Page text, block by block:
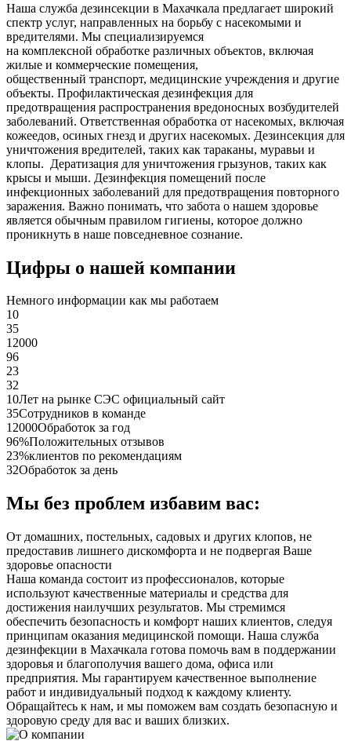
Наша служба дезинсекции в Махачкала предлагает широкий
спектр услуг, направленных на борьбу с насекомыми и
вредителями. Мы специализируемся
на комплексной обработке различных объектов, включая
жилые и коммерческие помещения,
общественный транспорт, медицинские учреждения и другие
объекты. Профилактическая дезинфекция для
предотвращения распространения вредоносных возбудителей
заболеваний. Ответственная обработка от насекомых, включая
кожеедов, осиных гнезд и других насекомых. Дезинсекция для
уничтожения вредителей, таких как тараканы, муравьи и
клопы. Дератизация для уничтожения грызунов, таких как
крысы и мыши. Дезинфекция помещений после
инфекционных заболеваний для предотвращения повторного
заражения. Важно понимать, что забота о нашем здоровье
является обычным правилом гигиены, которое должно
проникнуть в наше повседневное сознание.
Цифры о нашей компании
Немного информации как мы работаем
10
35
12000
96
23
32
10Лет на рынке СЭС официальный сайт
35Сотрудников в команде
12000Обработок за год
96%Положительных отзывов
23%клиентов по рекомендациям
32Обработок за день
Мы без проблем избавим вас:
От домашних, постельных, садовых и других клопов, не
предоставив лишнего дискомфорта и не подвергая Ваше
здоровье опасности
Наша команда состоит из профессионалов, которые
используют качественные материалы и средства для
достижения наилучших результатов. Мы стремимся
обеспечить безопасность и комфорт наших клиентов, следуя
принципам оказания медицинской помощи. Наша служба
дезинфекции в Махачкала готова помочь вам в поддержании
здоровья и благополучия вашего дома, офиса или
предприятия. Мы гарантируем качественное выполнение
работ и индивидуальный подход к каждому клиенту.
Обращайтесь к нам, и мы поможем вам создать безопасную и
здоровую среду для вас и ваших близких.